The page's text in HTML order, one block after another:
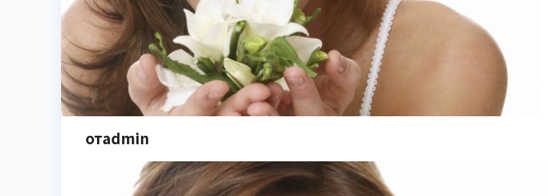
отadmin